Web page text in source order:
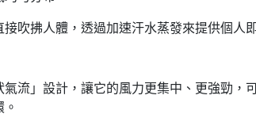
接吹拂人體，透過加速汗水蒸發來提供個人
氣流」設計，讓它的風力更集中、更強勁，